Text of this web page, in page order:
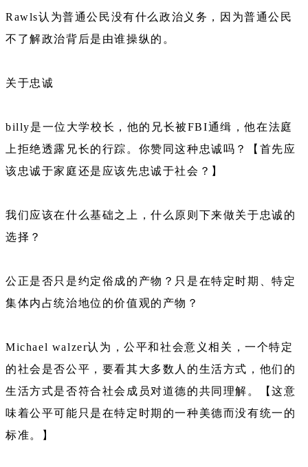
Rawls认为普通公民没有什么政治义务，因为普通公民
不了解政治背后是由谁操纵的。
关于忠诚
billy是一位大学校长，他的兄长被FBI通缉，他在法庭
上拒绝透露兄长的行踪。你赞同这种忠诚吗？【首先应
该忠诚于家庭还是应该先忠诚于社会？】
我们应该在什么基础之上，什么原则下来做关于忠诚的
选择？
公正是否只是约定俗成的产物？只是在特定时期、特定
集体内占统治地位的价值观的产物？
Michael walzer认为，公平和社会意义相关，一个特定
的社会是否公平，要看其大多数人的生活方式，他们的
生活方式是否符合社会成员对道德的共同理解。【这意
味着公平可能只是在特定时期的一种美德而没有统一的
标准。】